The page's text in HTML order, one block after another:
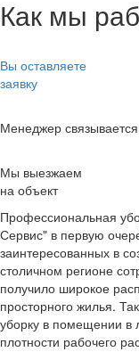
Как мы
Вы оставляете
заявку
Менеджер
Мы выезжаем
на объект
Профессиональная
Сервис" в первую
заинтересованных в
столичном регионе
получило широкое
просторного жилья.
уборку в помещении в
плотности рабочего